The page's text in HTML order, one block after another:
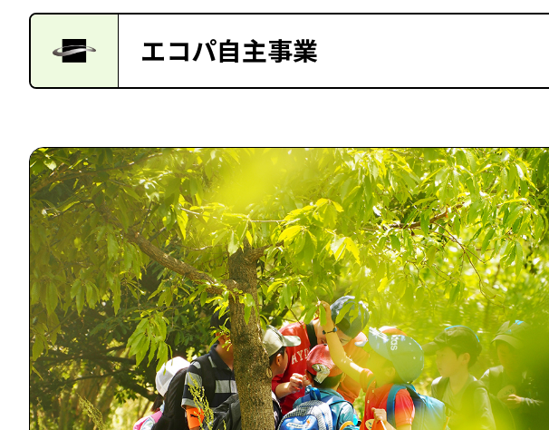
エコパ自主事業